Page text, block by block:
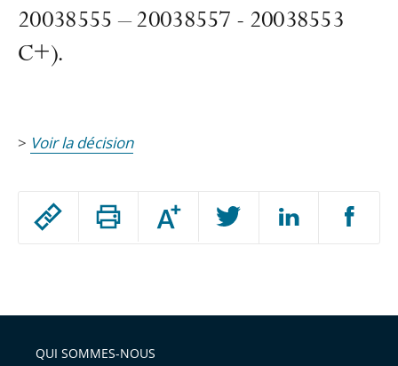
Passer
arriver
Augmenter
ou
l'article
20038555 – 20038557 - 20038553
C+).
> Voir la décision
QUI SOMMES-NOUS